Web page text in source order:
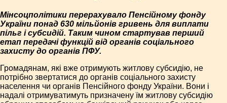
Мінсоцполітики перерахувало Пенсійному фонду
України понад 630 мільйонів гривень для виплати
пільг і субсидій. Таким чином стартував перший
етап передачі функцій від органів соціального
захисту до органів ПФУ.
Громадянам, які вже отримують житлову субсидію, не
потрібно звертатися до органів соціального захисту
населення чи органів Пенсійного фонду України. Вони і
надалі отримуватимуть призначену їм житлову субсидію